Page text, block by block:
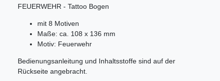
FEUERWEHR - Tattoo Bogen
mit 8 Motiven
Maße: ca. 108 x 136 mm
Motiv: Feuerwehr
Bedienungsanleitung und Inhaltsstoffe sind auf der
Rückseite angebracht.